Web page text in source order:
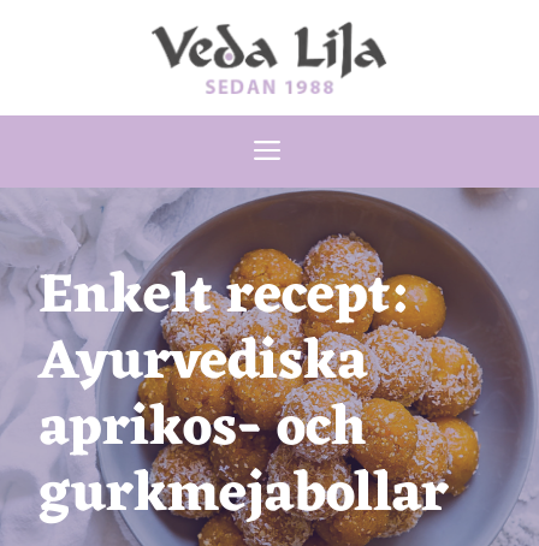
Meny
Enkelt recept:
Ayurvediska
aprikos- och
gurkmejabollar